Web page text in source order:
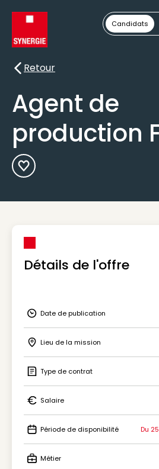
Candidats
Retour
Retour
Agent de
production
Ajouter aux Favoris
Détails de l'offre
Icon Date de publication
Date de publication
Icon Lieu de la mission
Lieu de la mission
Icon Type de contrat
Type de contrat
Icon Salaire
Salaire
Icon Période de disponibilité
Période de disponibilité Du
Métier